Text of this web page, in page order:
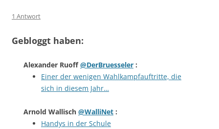
1 Antwort
Gebloggt haben:
Alexander Ruoff@DerBruesseler :
Einer der wenigen Wahlkampfauftritte, die
sich in diesem Jahr…
Arnold Wallisch @WalliNet :
Handys in der Schule